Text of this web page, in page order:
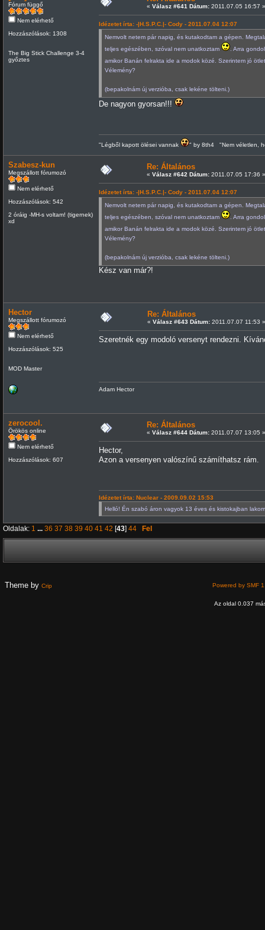
Fórum függő
Nem elérhető
Hozzászólások: 1308
The Big Stick Challenge 3-4
győztes
« Válasz #641 Dátum:2011.07.05 16:57 »
Idézetet írta: -|H.S.P.C.|- Cody - 2011.07.04 12:07
Nemvolt netem pár napig, és kutakodtam a gépen.
teljes egészében, szóval nem unatkoztam
. Arra
amikor Banán felrakta ide a modok közé. Szerintem jó
Vélemény?
(bepakolnám új verzióba, csak lekéne tölteni.)
De nagyon gyorsan!!!
"Légből kapott ölései vannak " by 8th4 "Nem véletlen,
Szabesz-kun
Megszállott fórumozó
Nem elérhető
Hozzászólások: 542
2 óráig -MH-s voltam! (tigernek)
xd
Re: Általános
« Válasz #642 Dátum:2011.07.05 17:36 »
Idézetet írta: -|H.S.P.C.|- Cody - 2011.07.04 12:07
Nemvolt netem pár napig, és kutakodtam a gépen.
teljes egészében, szóval nem unatkoztam
. Arra
amikor Banán felrakta ide a modok közé. Szerintem jó
Vélemény?
(bepakolnám új verzióba, csak lekéne tölteni.)
Kész van már?!
Hector
Megszállott fórumozó
Nem elérhető
Hozzászólások: 525
MOD Master
Re: Általános
« Válasz #643 Dátum:2011.07.07 11:53 »
Szeretnék egy modoló versenyt rendezni.
Adam Hector
zerocool.
Örökös online
Nem elérhető
Hozzászólások: 607
Re: Általános
« Válasz #644 Dátum:2011.07.07 13:05 »
Hector,
Azon a versenyen valószínű számíthatsz rám.
Idézetet írta: Nuclear - 2009.09.02 15:53
Helló! Én szabó áron vagyok 13 éves és kistokajban
Oldalak: 1 ... 36 37 38 39 40 41 42 [43] 44 Fel
Theme by Crip Powered by SMF
Az oldal 0.037